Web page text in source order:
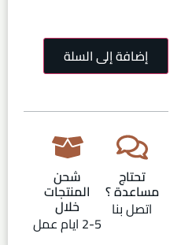
إضافة إلى السلة
تحتاج
مساعدة ؟
اتصل بنا
شحن
المنتجات
خلال
2-5 ايام عمل